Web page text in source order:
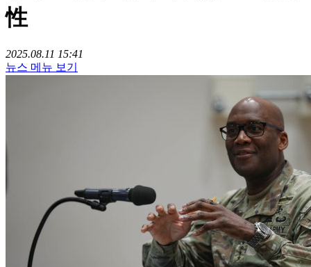
性
2025.08.11 15:41
뉴스 메뉴 보기